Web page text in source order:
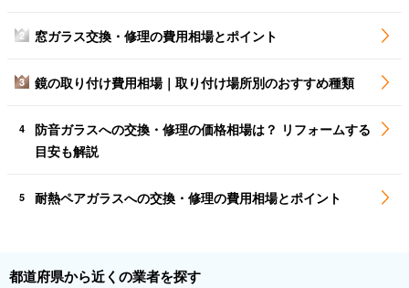
2 窓ガラス交換・修理の費用相場とポイント
3 鏡の取り付け費用相場｜取り付け場所別のおすすめ種類
4
防音ガラスへの交換・修理の価格相場は？ リフォームする
目安も解説
5 耐熱ペアガラスへの交換・修理の費用相場とポイント
都道府県から近くの業者を探す